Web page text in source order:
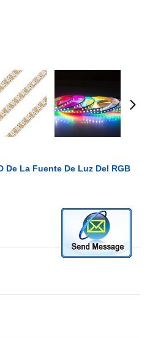
De La Fuente De Luz Del RGB